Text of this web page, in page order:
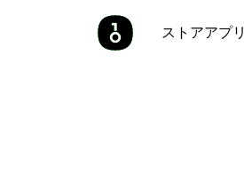
ストアアプリ